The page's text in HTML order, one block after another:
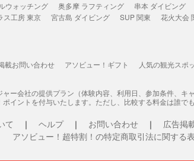
ウォッチング 奥多摩 ラフティング 串本 ダイビング
ス工房 東京 宮古島 ダイビング SUP 関東 花火大会
載お問い合わせ アソビュー！ギフト 人気の観光スポ
ー会社の提供プラン（体験内容、利用日、参加条件、
イントを付与いたします。ただし、比較する料金は誰で
て ヘルプ お問い合わせ 広告掲
アソビュー！超特割！の特定商取引法に関する